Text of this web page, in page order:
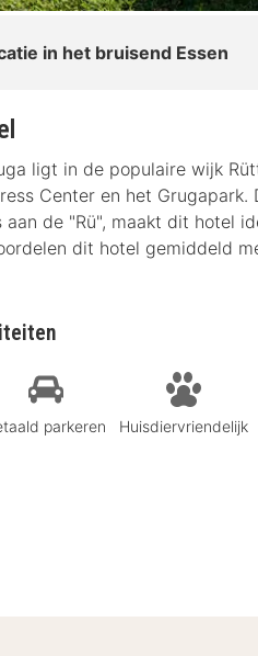
in het bruisend Essen
ligt in de populaire wijk
Center en het
aan de "Rü", maakt dit hotel
dit hotel gemiddeld
parkeren Huisdiervriendelijk